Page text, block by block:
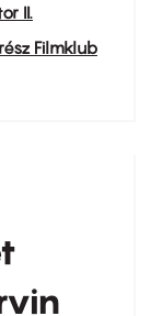
II.
Filmklub